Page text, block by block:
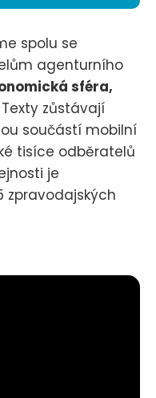
spolu se
agenturního
sféra,
Texty zůstávají
součástí mobilní
tisíce odběratelů
je
zpravodajských